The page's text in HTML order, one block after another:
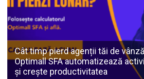
Cât timp pierd agenții tăi de
Optimall SFA automatizează
și crește productivitatea